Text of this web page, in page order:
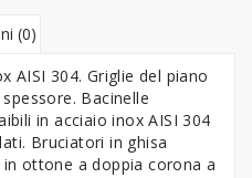
(0)
AISI 304. Griglie del piano
Bacinelle
in acciaio inox AISI 304
Bruciatori in ghisa
ottone a doppia corona a